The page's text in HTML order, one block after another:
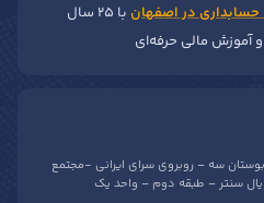
حسابداری در اصفهان
با ۲۵ سال
آموزش مالی حرفه‌ای
سه – روبروی سرای ایرانی -مجتمع
سنتر – طبقه دوم – واحد یک